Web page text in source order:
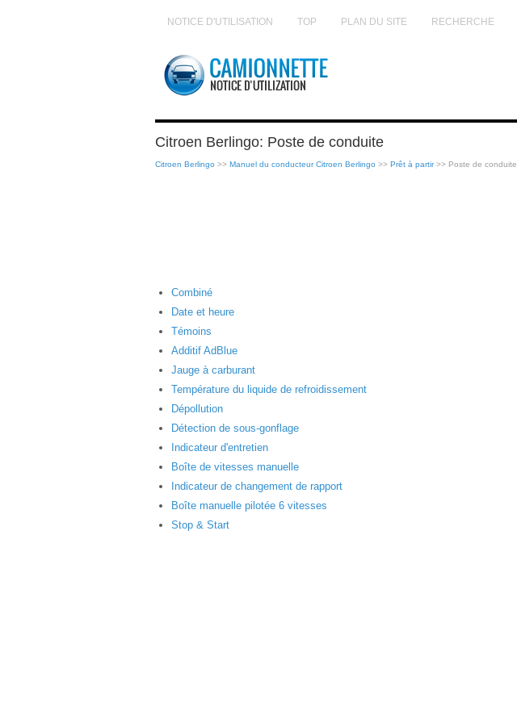
NOTICE D'UTILISATION TOP PLAN DU SITE RECHERCHE
Citroen Berlingo: Poste de conduite
Citroen Berlingo >> Manuel du conducteur Citroen Berlingo >> Prêt à partir>> Poste de conduite
Combiné
Date et heure
Témoins
Additif AdBlue
Jauge à carburant
Température du liquide de refroidissement
Dépollution
Détection de sous-gonflage
Indicateur d'entretien
Boîte de vitesses manuelle
Indicateur de changement de rapport
Boîte manuelle pilotée 6 vitesses
Stop & Start